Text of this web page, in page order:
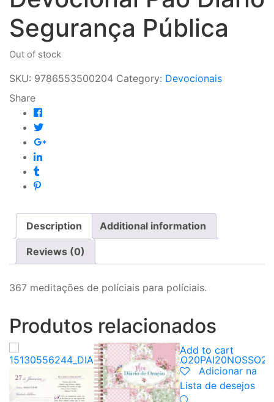
R$12,90.R$9,68.
Segurança Pública
Out of stock
SKU: 9786553500204 Category: Devocionais
Share
Description Additional information
Reviews (0)
367 meditações de políciais para políciais.
Produtos relacionados
Add to cart
Adicionar na
Lista de desejos